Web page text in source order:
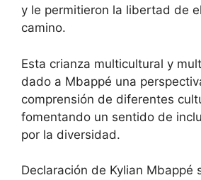
y le permitieron la libertad de
camino.
Esta crianza multicultural y
dado a Mbappé una
comprensión de diferentes
fomentando un sentido de
por la diversidad.
Declaración de Kylian Mbappé